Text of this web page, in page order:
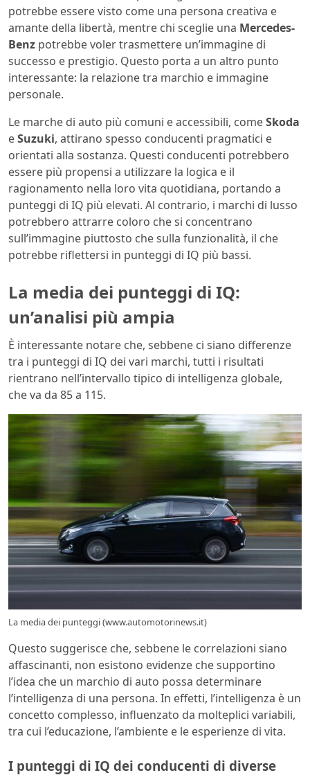
potrebbe essere visto come una persona creativa e
amante della libertà, mentre chi sceglie una Mercedes-
Benz potrebbe voler trasmettere un’immagine di
successo e prestigio. Questo porta a un altro punto
interessante: la relazione tra marchio e immagine
personale.
Le marche di auto più comuni e accessibili, comeSkoda
eSuzuki, attirano spesso conducenti pragmatici e
orientati alla sostanza. Questi conducenti potrebbero
essere più propensi a utilizzare la logica e il
ragionamento nella loro vita quotidiana, portando a
punteggi di IQ più elevati. Al contrario, i marchi di lusso
potrebbero attrarre coloro che si concentrano
sull’immagine piuttosto che sulla funzionalità, il che
potrebbe riflettersi in punteggi di IQ più bassi.
La media dei punteggi di IQ:
un’analisi più ampia
È interessante notare che, sebbene ci siano differenze
tra i punteggi di IQ dei vari marchi, tutti i risultati
rientrano nell’intervallo tipico di intelligenza globale,
che va da 85 a 115.
La media dei punteggi (www.automotorinews.it)
Questo suggerisce che, sebbene le correlazioni siano
affascinanti, non esistono evidenze che supportino
l’idea che un marchio di auto possa determinare
l’intelligenza di una persona. In effetti, l’intelligenza è un
concetto complesso, influenzato da molteplici variabili,
tra cui l’educazione, l’ambiente e le esperienze di vita.
I punteggi di IQ dei conducenti di diverse